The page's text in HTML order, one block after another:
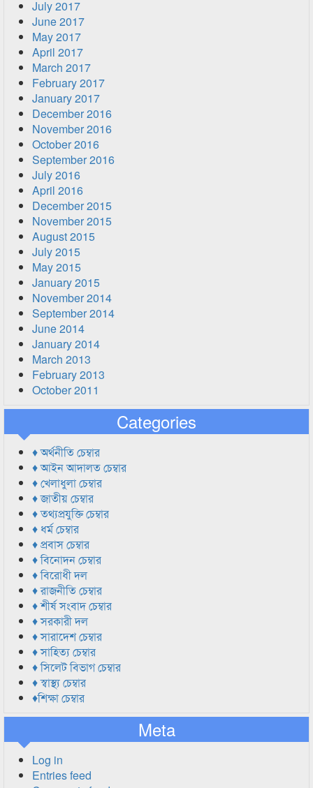
July 2017
June 2017
May 2017
April 2017
March 2017
February 2017
January 2017
December 2016
November 2016
October 2016
September 2016
July 2016
April 2016
December 2015
November 2015
August 2015
July 2015
May 2015
January 2015
November 2014
September 2014
June 2014
January 2014
March 2013
February 2013
October 2011
Categories
♦ অর্থনীতি চেম্বার
♦ আইন আদালত চেম্বার
♦ খেলাধুলা চেম্বার
♦ জাতীয় চেম্বার
♦ তথ্যপ্রযুক্তি চেম্বার
♦ ধর্ম চেম্বার
♦ প্রবাস চেম্বার
♦ বিনোদন চেম্বার
♦ বিরোধী দল
♦ রাজনীতি চেম্বার
♦ শীর্ষ সংবাদ চেম্বার
♦ সরকারী দল
♦ সারাদেশ চেম্বার
♦ সাহিত্য চেম্বার
♦ সিলেট বিভাগ চেম্বার
♦ স্বাস্থ্য চেম্বার
♦শিক্ষা চেম্বার
Meta
Log in
Entries feed